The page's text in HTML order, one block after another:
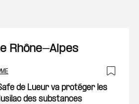
Rhône-Alpes
de Lueur va protéger les
des substances